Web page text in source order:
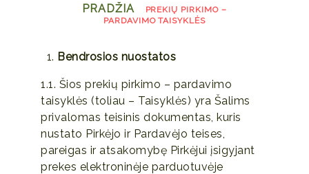
PRADŽIA
PREKIŲ PIRKIMO –
PARDAVIMO TAISYKLĖS
Bendrosios nuostatos
1.1. Šios prekių pirkimo – pardavimo
taisyklės (toliau – Taisyklės) yra Šalims
privalomas teisinis dokumentas, kuris
nustato Pirkėjo ir Pardavėjo teises,
pareigas ir atsakomybę Pirkėjui įsigyjant
prekes elektroninėje parduotuvėje